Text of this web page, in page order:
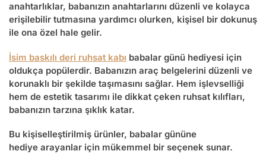
anahtarlıklar, babanızın anahtarlarını düzenli ve kolayca
erişilebilir tutmasına yardımcı olurken, kişisel bir dokunuş
ile ona özel hale gelir.
İsim baskılı deri ruhsat kabı babalar günü hediyesi için
oldukça popülerdir. Babanızın araç belgelerini düzenli ve
korunaklı bir şekilde taşımasını sağlar. Hem işlevselliği
hem de estetik tasarımı ile dikkat çeken ruhsat kılıfları,
babanızın tarzına şıklık katar.
Bu kişiselleştirilmiş ürünler, babalar gününe
hediye arayanlar için mükemmel bir seçenek sunar.